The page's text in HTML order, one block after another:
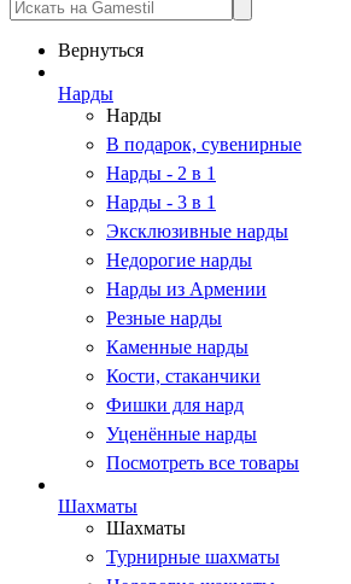
Вернуться
Нарды
Нарды
В подарок, сувенирные
Нарды - 2 в 1
Нарды - 3 в 1
Эксклюзивные нарды
Недорогие нарды
Нарды из Армении
Резные нарды
Каменные нарды
Кости, стаканчики
Фишки для нард
Уценённые нарды
Посмотреть все товары
Шахматы
Шахматы
Турнирные шахматы